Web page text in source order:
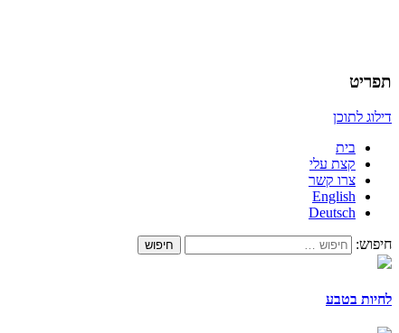
תפריט
דילוג לתוכן
בית
קצת עלי
צרו קשר
English
Deutsch
חיפוש:
לחיות בטבע